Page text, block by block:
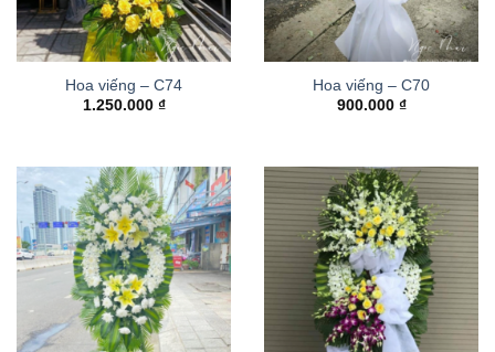
Hoa viếng – C74
1.250.000 ₫
Hoa viếng – C70
900.000 ₫